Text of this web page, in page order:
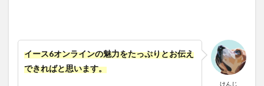
けんじ
イース6オンラインの魅力をたっぷりとお伝え
できればと思います。